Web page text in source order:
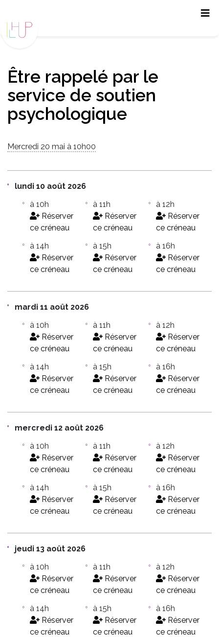
Être rappelé par le
service de soutien
psychologique
Mercredi 20 mai à 10h00
lundi 10 août 2026
à 10h
Réserver
ce créneau
à 11h
Réserver
ce créneau
à 12h
Réserver
ce créneau
à 14h
Réserver
ce créneau
à 15h
Réserver
ce créneau
à 16h
Réserver
ce créneau
mardi 11 août 2026
à 10h
Réserver
ce créneau
à 11h
Réserver
ce créneau
à 12h
Réserver
ce créneau
à 14h
Réserver
ce créneau
à 15h
Réserver
ce créneau
à 16h
Réserver
ce créneau
mercredi 12 août 2026
à 10h
Réserver
ce créneau
à 11h
Réserver
ce créneau
à 12h
Réserver
ce créneau
à 14h
Réserver
ce créneau
à 15h
Réserver
ce créneau
à 16h
Réserver
ce créneau
jeudi 13 août 2026
à 10h
Réserver
ce créneau
à 11h
Réserver
ce créneau
à 12h
Réserver
ce créneau
à 14h
Réserver
ce créneau
à 15h
Réserver
ce créneau
à 16h
Réserver
ce créneau